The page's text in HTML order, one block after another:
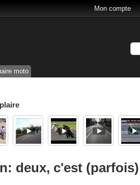
Mon compte
moto
deux, c'est